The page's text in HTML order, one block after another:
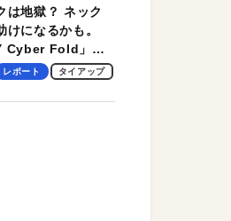
は地獄？ ネック
けになるかも。
Cyber Fold」レ
の速さ、密着する
レポート タイアップ